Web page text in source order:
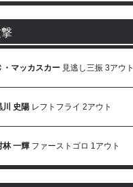
・マッカスカー 見逃し三振 3アウト
川 史陽 レフトフライ 2アウト
林 一輝 ファーストゴロ 1アウト